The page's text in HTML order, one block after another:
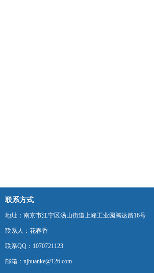
联系方式
地址：南京市江宁区汤山街道上峰工业园腾达路16号
联系人：花春香
联系QQ：1070721123
邮箱：njhuanke@126.com